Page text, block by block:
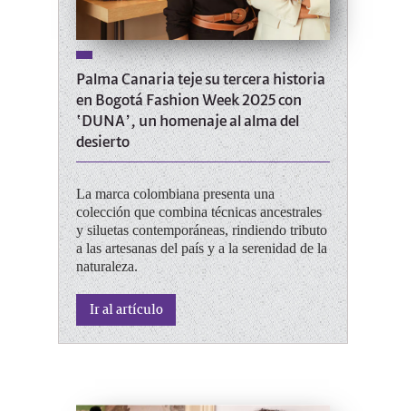
Palma Canaria teje su tercera historia
en Bogotá Fashion Week 2025 con
‘DUNA’, un homenaje al alma del
desierto
La marca colombiana presenta una
colección que combina técnicas ancestrales
y siluetas contemporáneas, rindiendo tributo
a las artesanas del país y a la serenidad de la
naturaleza.
Ir al artículo